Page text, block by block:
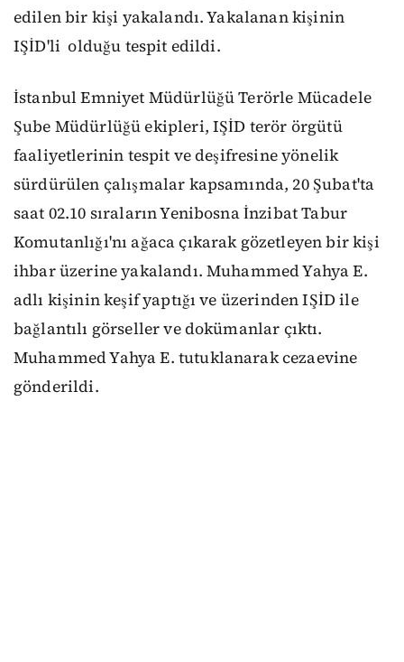
edilen bir kişi yakalandı. Yakalanan kişinin
IŞİD'li olduğu tespit edildi.
İstanbul Emniyet Müdürlüğü Terörle Mücadele
Şube Müdürlüğü ekipleri, IŞİD terör örgütü
faaliyetlerinin tespit ve deşifresine yönelik
sürdürülen çalışmalar kapsamında, 20 Şubat'ta
saat 02.10 sıraların Yenibosna İnzibat Tabur
Komutanlığı'nı ağaca çıkarak gözetleyen bir kişi
ihbar üzerine yakalandı. Muhammed Yahya E.
adlı kişinin keşif yaptığı ve üzerinden IŞİD ile
bağlantılı görseller ve dokümanlar çıktı.
Muhammed Yahya E. tutuklanarak cezaevine
gönderildi.